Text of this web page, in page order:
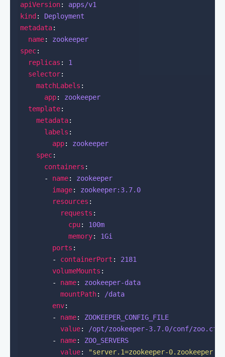
apiVersion: apps/v1
kind : Deployment
metadata
name: zookeeper
spec
replicas : 1
selector
matchLabels
app: zookeeper
template
metadata
labels
app: zookeeper
spec
containers
      -
name: zookeeper
image: zookeeper:3.7.0
resources
requests
cpu: 100m
memory: 1Gi
ports
        -
containerPort : 2181
volumeMounts
        -
name: zookeeper-data
mountPath: /data
env
        -
name: ZOOKEEPER_CONFIG_FILE
value: /opt/zookeeper-3.7.0/conf/zoo.cfg
        -
name: ZOO_SERVERS
value:
"server.1=zookeeper-